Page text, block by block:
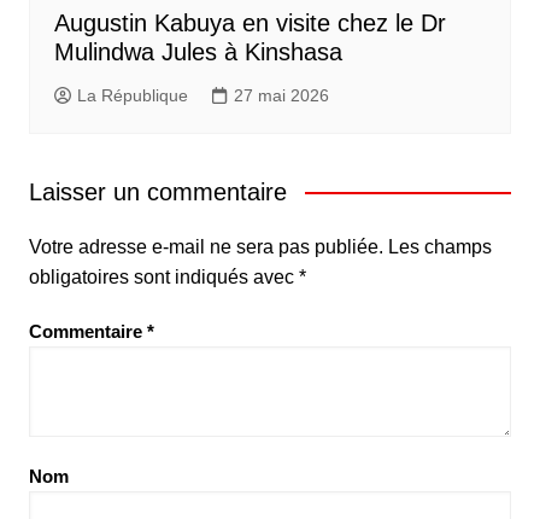
Augustin Kabuya en visite chez le Dr
Mulindwa Jules à Kinshasa
La République 27 mai 2026
Laisser un commentaire
Votre adresse e-mail ne sera pas publiée. Les champs
obligatoires sont indiqués avec *
Commentaire *
Nom